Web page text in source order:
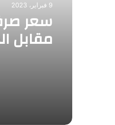
9 فبراير، 2023
سعر
مقابل